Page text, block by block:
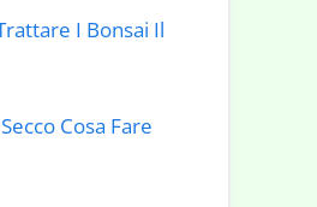
I Bonsai Il
Cosa Fare